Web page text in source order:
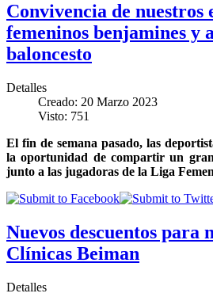
Convivencia de nuestros
femeninos benjamines y
baloncesto
Detalles
Creado: 20 Marzo 2023
Visto: 751
El fin de semana pasado, las
la oportunidad de compartir un
junto a las jugadoras de la Liga
Nuevos descuentos para
Clínicas Beiman
Detalles